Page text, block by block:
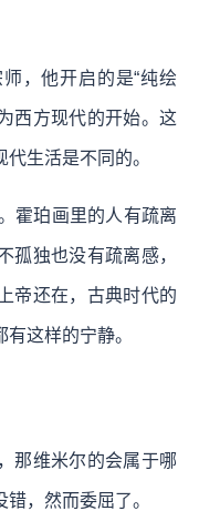
，他开启的是“纯绘
西方现代的开始。这
生活是不同的。
霍珀画里的人有疏离
孤独也没有疏离感，
帝还在，古典时代的
这样的宁静。
那维米尔的会属于哪
，然而委屈了。